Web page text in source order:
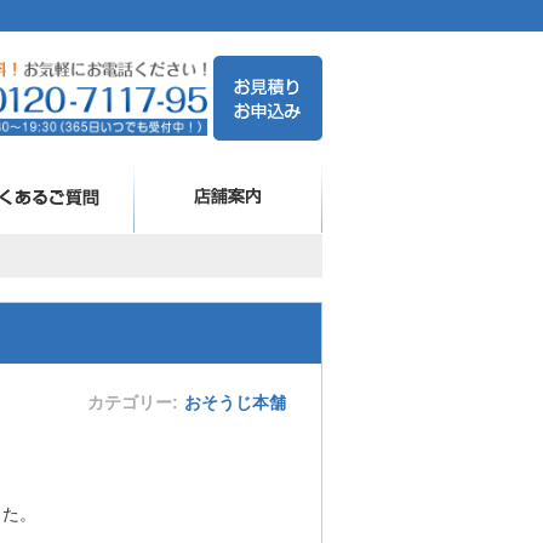
カテゴリー おそうじ本舗
。